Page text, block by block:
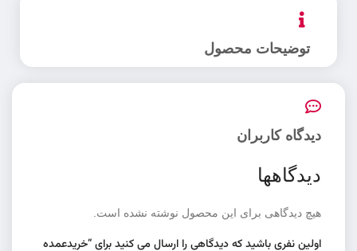
توضیحات محصول
دیدگاه کاربران
دیدگاهها
هیچ دیدگاهی برای این محصول نوشته نشده است.
اولین نفری باشید که دیدگاهی را ارسال می کنید برای “خریدعمده